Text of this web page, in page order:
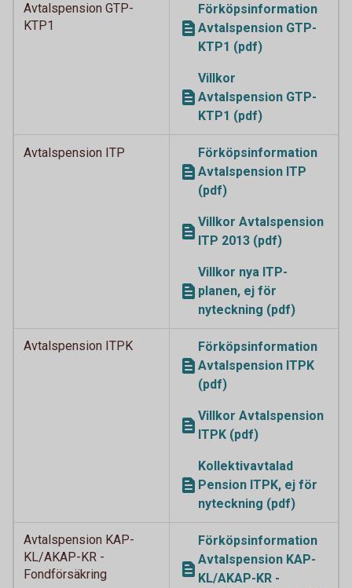
Avtalspension GTP-
KTP1
Förköpsinformation
Avtalspension GTP-
KTP1 (pdf)
Villkor
Avtalspension GTP-
KTP1 (pdf)
Avtalspension ITP
Förköpsinformation
Avtalspension ITP
(pdf)
Villkor Avtalspension
ITP 2013 (pdf)
Villkor nya ITP-
planen, ej för
nyteckning (pdf)
Avtalspension ITPK
Förköpsinformation
Avtalspension ITPK
(pdf)
Villkor Avtalspension
ITPK (pdf)
Kollektivavtalad
Pension ITPK, ej för
nyteckning (pdf)
Avtalspension KAP-
KL/AKAP-KR -
Fondförsäkring
Förköpsinformation
Avtalspension KAP-
KL/AKAP-KR -